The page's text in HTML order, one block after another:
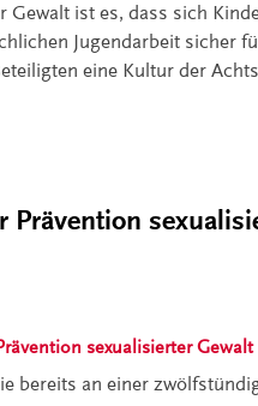
ist es, dass sich
Jugendarbeit sicher
eine Kultur der
sexualisierter Gewalt
bereits an einer